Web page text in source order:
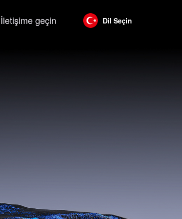
Dil Seçin
İletişime geçin